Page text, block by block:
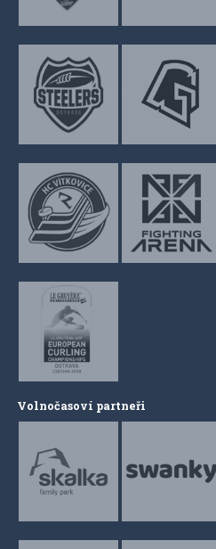
Volnočasoví partneři